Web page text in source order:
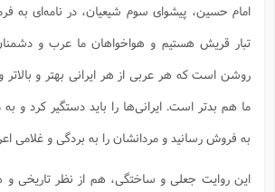
امام حسین، پیشوای سوم شیعیان، در نامه‌ای به
تبار قریش هستیم و هواخواهان ما عرب و دشمنان
روشن است که هر عربی از هر ایرانی بهتر و بالاتر
ما هم بدتر است. ایرانی‌ها را باید دستگیر کرد و به
به فروش رسانید و مردانشان را به بردگی و غلامی
این روایت جعلی و ساختگی، هم از نظر تاریخی و